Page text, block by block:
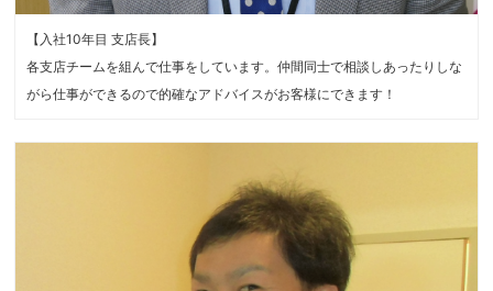
【入社10年目 支店長】
各支店チームを組んで仕事をしています。仲間同士で相談しあったりしな
がら仕事ができるので的確なアドバイスがお客様にできます！